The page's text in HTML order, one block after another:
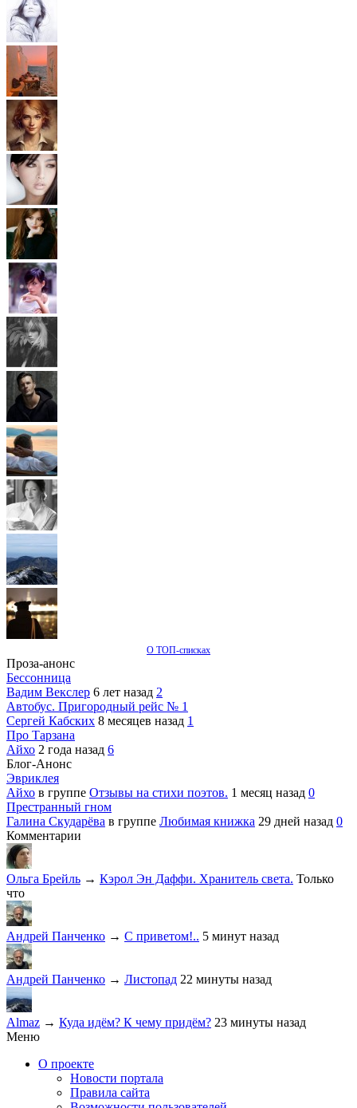
О ТОП-списках
Проза-анонс
Бессонница
Вадим Векслер 6 лет назад 2
Автобус. Пригородный рейс № 1
Сергей Кабских 8 месяцев назад 1
Про Тарзана
Айхо 2 года назад 6
Блог-Анонс
Эвриклея
Айхо в группе Отзывы на стихи поэтов. 1 месяц назад 0
Престранный гном
Галина Скударёва в группе Любимая книжка 29 дней назад 0
Комментарии
Ольга Брейль → Кэрол Эн Даффи. Хранитель света. Только
что
Андрей Панченко → С приветом!.. 5 минут назад
Андрей Панченко → Листопад 22 минуты назад
Almaz → Куда идём? К чему придём? 23 минуты назад
Меню
О проекте
Новости портала
Правила сайта